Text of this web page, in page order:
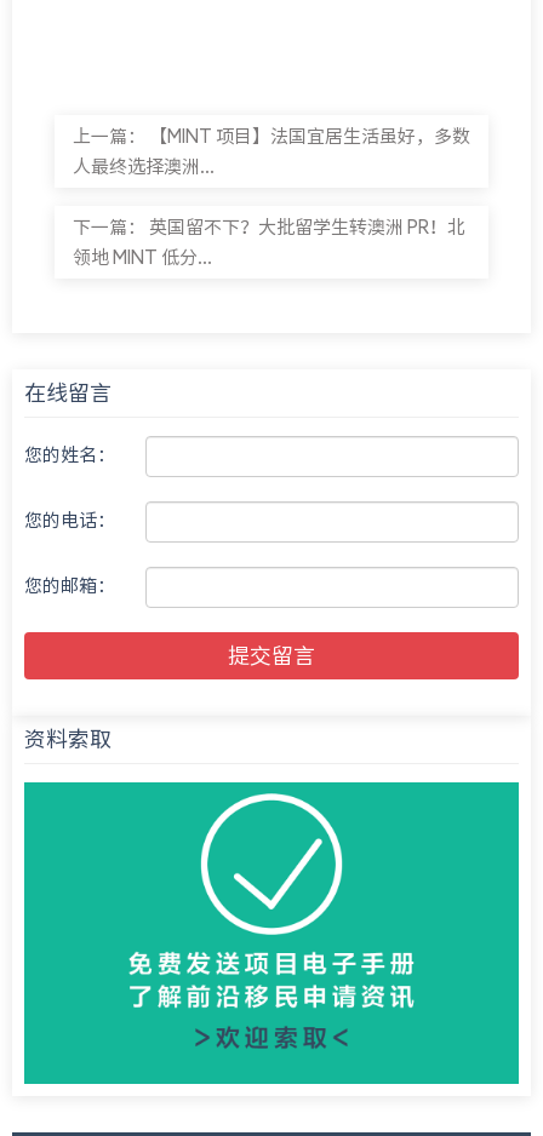
上一篇：
【MINT 项目】法国宜居生活虽好，多数
人最终选择澳洲...
下一篇： 英国留不下？大批留学生转澳洲 PR！北
领地 MINT 低分...
在线留言
您的姓名：
您的电话：
您的邮箱：
提交留言
资料索取